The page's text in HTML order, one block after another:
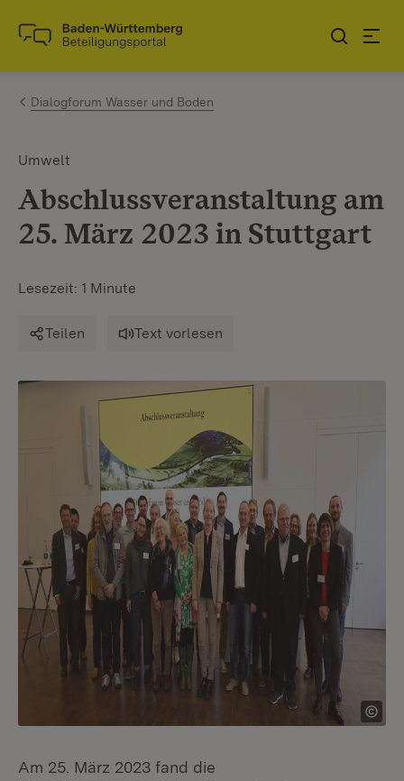
Zum Inhalt springen
Link zur Startseite
Dialogforum Wasser und Boden
Umwelt
Abschlussveranstaltung am
25. März 2023 in Stuttgart
Lesezeit: 1 Minute
Teilen Text vorlesen
Am 25. März 2023 fand die